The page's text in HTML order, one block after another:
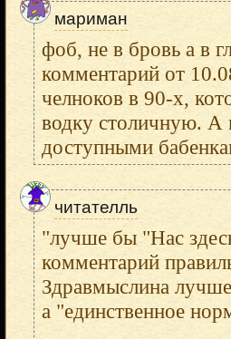
мариман
фоб, не в бровь а в
комментарий от
челноков в 90-х,
водку столичную. А
доступными
читателль
"лучше бы "Нас
комментарий
Здравмыслина
а "единственное